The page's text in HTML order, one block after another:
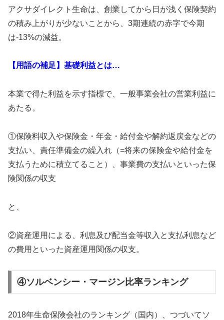
アクサダイレクト生命は、創業してから日が浅く保険契約
の積み上がりが少ないことから、3期連続の赤字で今期
は-13%の減益。
【用語の補足】基礎利益とは…
本業で得た利益を示す指標で、一般事業会社の営業利益に
あたる。
①保険料収入や保険金・年金・給付金や解約返戻金などの
支払い、責任準備金の繰入れ（=将来の保険金や給付金を
支払うために積立てること）、事業費の支払いといった保
険関係の収支
と、
②資産運用による、利息及び配当金等収入と支払利息など
の費用といった資産運用関係の収支。
④ソルベンシー・マージン比率ランキング
2018年生命保険会社のランキング（国内）、つづいてソ